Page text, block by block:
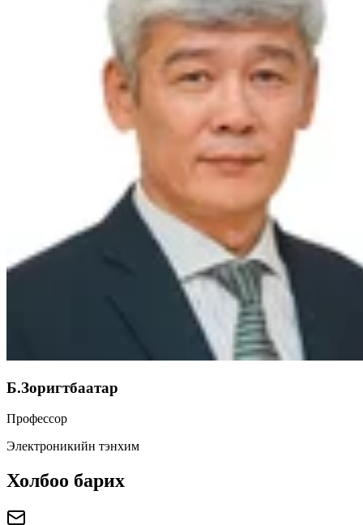
Б.Зоригтбаатар
Профессор
Электроникийн тэнхим
Холбоо барих